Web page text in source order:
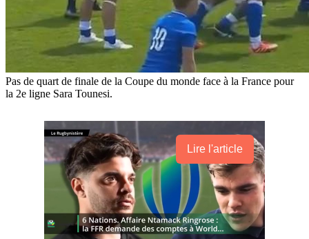
Pas de quart de finale de la Coupe du monde face à la France pour
la 2e ligne Sara Tounesi.
Lire l'article